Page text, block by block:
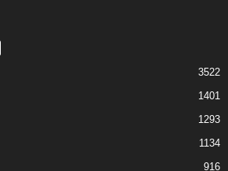
3522
1401
1293
1134
916